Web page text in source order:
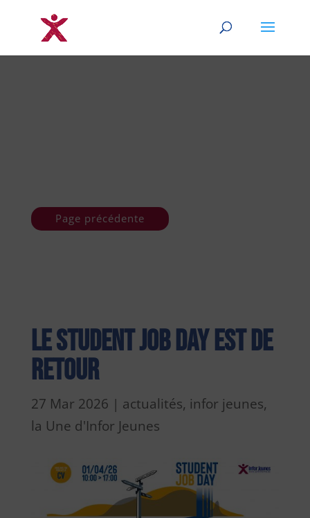
Page précédente
Le Student Job Day est de
retour
27 Mar 2026 | actualités, infor jeunes,
la Une d'Infor Jeunes